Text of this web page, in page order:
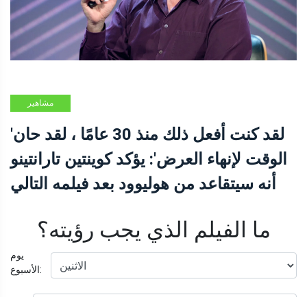
مشاهير
'لقد كنت أفعل ذلك منذ 30 عامًا ، لقد حان
الوقت لإنهاء العرض': يؤكد كوينتين تارانتينو
أنه سيتقاعد من هوليوود بعد فيلمه التالي
ما الفيلم الذي يجب رؤيته؟
يوم
الأسبوع: